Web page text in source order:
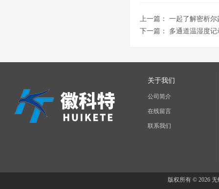
上一篇： 一起了解密析
下一篇： 多通道温湿度
关于我们
公司简介
在线留言
联系我们
版权所有 © 2026